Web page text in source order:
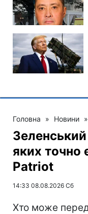
Головна » Новини »
Зеленський
яких точно
Patriot
14:33 08.08.2026 Сб
Хто може